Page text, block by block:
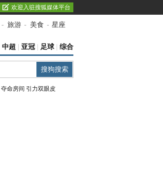
欢迎入驻搜狐媒体平台
- 旅游 - 美食 - 星座
中超 亚冠 足球 综合
夺命房间 引力双眼皮